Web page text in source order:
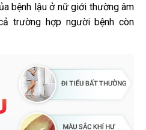
bệnh lậu ở nữ giới thường âm
trường hợp người bệnh còn